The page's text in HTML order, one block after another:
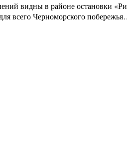
видны в районе остановки
всего Черноморского